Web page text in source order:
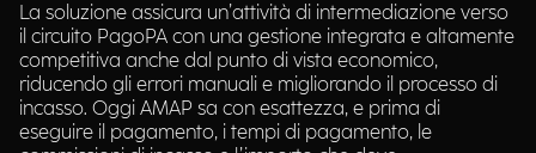
La soluzione assicura un’attività di intermediazione verso
il circuito PagoPA con una gestione integrata e altamente
competitiva anche dal punto di vista economico,
riducendo gli errori manuali e migliorando il processo di
incasso. Oggi AMAP sa con esattezza, e prima di
eseguire il pagamento, i tempi di pagamento, le